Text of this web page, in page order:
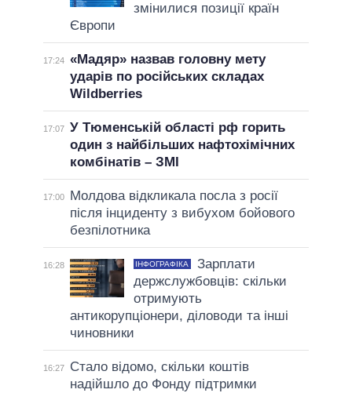
змінилися позиції країн
Європи
17:24 «Мадяр» назвав головну мету
ударів по російських складах
Wildberries
17:07 У Тюменській області рф горить
один з найбільших нафтохімічних
комбінатів – ЗМІ
17:00
Молдова відкликала посла з росії
після інциденту з вибухом бойового
безпілотника
16:28 ІНФОГРАФІКА
Зарплати
держслужбовців: скільки
отримують
антикорупціонери, діловоди та інші
чиновники
16:27
Стало відомо, скільки коштів
надійшло до Фонду підтримки